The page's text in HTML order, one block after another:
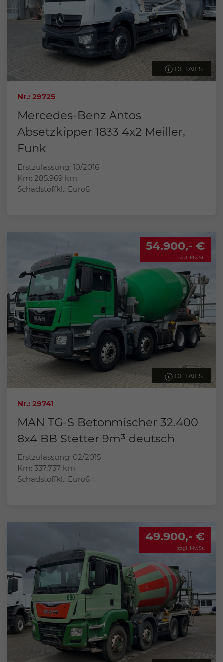
DETAILS
Nr.: 29725
Mercedes-Benz Antos
Absetzkipper 1833 4x2 Meiller,
Funk
Erstzulassung: 10/2016
Km: 285.969 km
Schadstoffkl.: Euro6
54.900,- €
zzgl. MwSt.
DETAILS
Nr.: 29741
MAN TG-S Betonmischer 32.400
8x4 BB Stetter 9m³ deutsch
Erstzulassung: 02/2015
Km: 337.737 km
Schadstoffkl.: Euro6
49.900,- €
zzgl. MwSt.